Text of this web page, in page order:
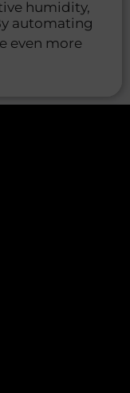
humidity,
automating
even more